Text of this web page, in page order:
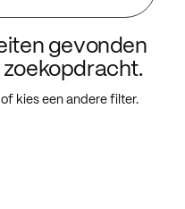
gevonden
zoekopdracht.
kies een andere filter.